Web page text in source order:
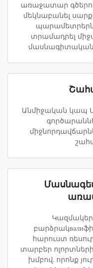
առաջատար
մեկնաբանել
պարամետրերն
տրամադրել
մասնագիտական
Անմիջական կապ
հարուստ
տարբեր
խմբով, որոնք